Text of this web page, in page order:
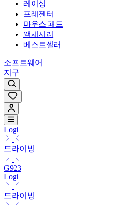
레이싱
프레젠터
마우스 패드
액세서리
베스트셀러
소프트웨어
지구
Logi
드라이빙
G923
Logi
드라이빙